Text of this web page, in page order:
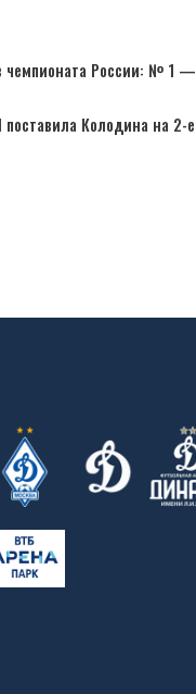
чемпионата России:
Колодина на